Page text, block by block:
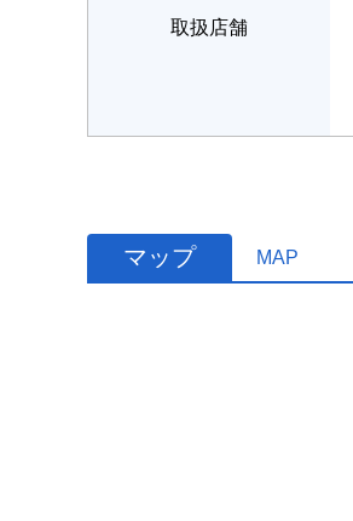
取扱店舗
マップ MAP